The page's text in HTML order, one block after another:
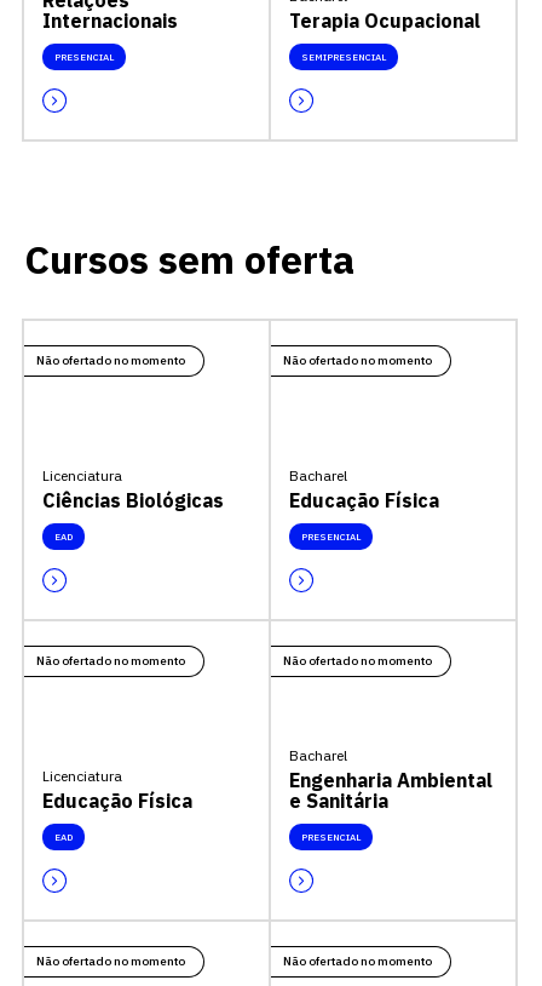
Internacionais
PRESENCIAL
Terapia Ocupacional
SEMIPRESENCIAL
Cursos sem oferta
Não ofertado no momento
Licenciatura
Ciências Biológicas
EAD
Não ofertado no momento
Bacharel
Educação Física
PRESENCIAL
Não ofertado no momento
Licenciatura
Educação Física
EAD
Não ofertado no momento
Bacharel
Engenharia Ambiental
e Sanitária
PRESENCIAL
Não ofertado no momento Não ofertado no momento